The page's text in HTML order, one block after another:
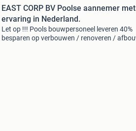
EAST CORP BV Poolse aannemer
ervaring in Nederland.
Let op !!! Pools bouwpersoneel leveren 40%
besparen op verbouwen / renoveren /